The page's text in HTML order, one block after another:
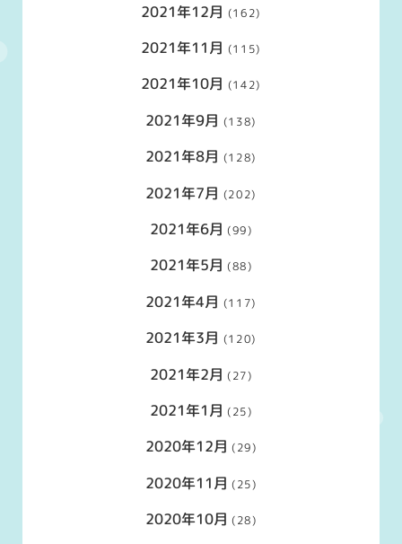
2021年12月 (162)
2021年11月 (115)
2021年10月 (142)
2021年9月 (138)
2021年8月 (128)
2021年7月 (202)
2021年6月 (99)
2021年5月 (88)
2021年4月 (117)
2021年3月 (120)
2021年2月 (27)
2021年1月 (25)
2020年12月 (29)
2020年11月 (25)
2020年10月 (28)